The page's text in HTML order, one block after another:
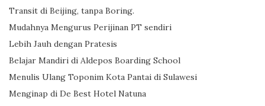
Transit di Beijing, tanpa Boring.
Mudahnya Mengurus Perijinan PT sendiri
Lebih Jauh dengan Pratesis
Belajar Mandiri di Aldepos Boarding School
Menulis Ulang Toponim Kota Pantai di Sulawesi
Menginap di De Best Hotel Natuna